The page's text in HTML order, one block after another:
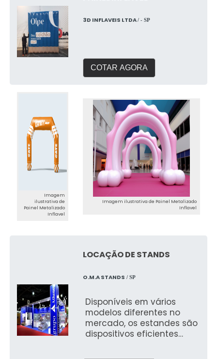
3D INFLAVEIS LTDA/ - SP
COTAR AGORA
Imagem
ilustrativa de
Painel Metalizado
Inflavel
Imagem ilustrativa de Painel Metalizado
Inflavel
LOCAÇÃO DE STANDS
O.M.A STANDS / SP
Disponíveis em vários
modelos diferentes no
mercado, os estandes são
dispositivos eficientes